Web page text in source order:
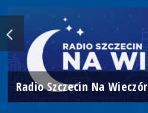
Radio Szczecin Na Wieczór